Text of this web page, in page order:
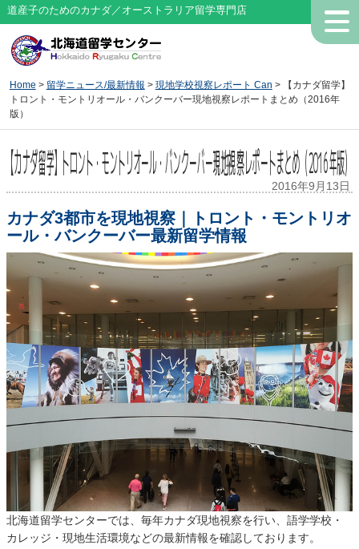
道産子のためのカナダ／オーストラリア留学専門店
Home > 留学ニュース/最新情報 > 現地学校視察レポート Can > 【カナダ留学】
トロント・モントリオール・バンクーバー現地視察レポートまとめ（2016年
版）
【カナダ留学】トロント・モントリオール・バンクーバー現地視察レポートまとめ（2016年版）
2016年9月13日
カナダ3都市を現地視察｜トロント・モントリオ
ール・バンクーバー最新留学情報
北海道留学センターでは、毎年カナダ現地視察を行い、語学学校・
カレッジ・現地生活環境などの最新情報を確認しております。